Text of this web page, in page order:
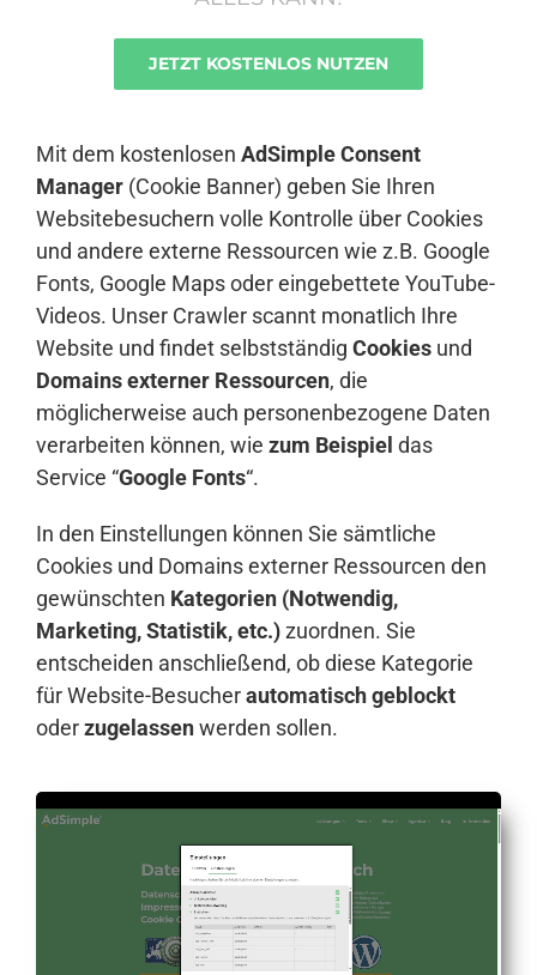
JETZT KOSTENLOS NUTZEN
Mit dem kostenlosen AdSimple Consent
Manager (Cookie Banner) geben Sie Ihren
Websitebesuchern volle Kontrolle über Cookies
und andere externe Ressourcen wie z.B. Google
Fonts, Google Maps oder eingebettete YouTube-
Videos. Unser Crawler scannt monatlich Ihre
Website und findet selbstständig Cookies und
Domains externer Ressourcen, die
möglicherweise auch personenbezogene Daten
verarbeiten können, wie zum Beispiel das
Service “Google Fonts“.
In den Einstellungen können Sie sämtliche
Cookies und Domains externer Ressourcen den
gewünschten Kategorien (Notwendig,
Marketing, Statistik, etc.)zuordnen. Sie
entscheiden anschließend, ob diese Kategorie
für Website-Besucherautomatisch geblockt
oderzugelassenwerden sollen.